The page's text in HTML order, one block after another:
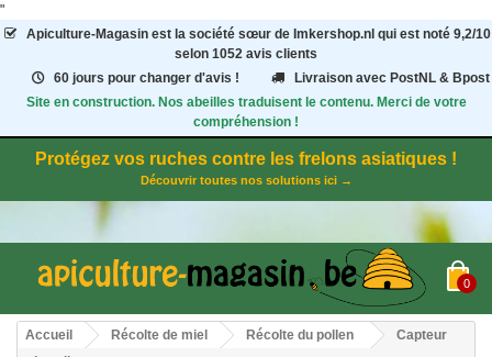
"
Apiculture-Magasinest la société sœur de Imkershop.nl qui est noté 9,2/10
selon 1052 avis clients
60 jours pour changer d'avis !
Livraison avec PostNL & Bpost
Site en construction. Nos abeilles traduisent le contenu. Merci de votre
compréhension !
Protégez vos ruches contre les frelons asiatiques !
Découvrir toutes nos solutions ici →
0
Accueil Récolte de miel Récolte du pollen
Capteur